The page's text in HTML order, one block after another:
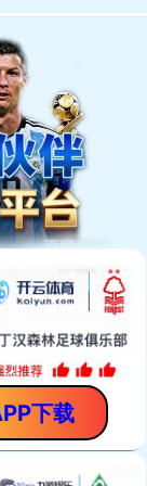
公司产品
联系我们